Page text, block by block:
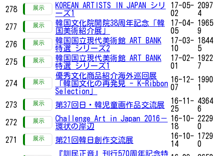
278
KOREAN ARTISTS IN JAPAN シリ
ーズ1
17-05-
02
2097
4
277
韓国文化院開院38周年記念「韓
国美術紹介展」
17-04-
05
1965
9
276
韓国国立現代美術館 ART BANK
特選 シリーズ2
17-03-
10
1844
5
275
韓国国立現代美術館 ART BANK
特選 シリーズ1
17-02-
01
1922
7
274
優秀文化商品紹介海外巡回展
「韓国文化の再発見 - K-Ribbon
Selection」
16-12-
07
1990
1
273 第37回日・韓児童画作品交流展
16-11-
25
4364
6
272
Challenge Art in Japan 2016－
環状の岸辺
16-10-
18
2229
0
271
第21回韓日創作交流展
16-10-
14
1729
0
『訓民正音』刊行570周年記念特